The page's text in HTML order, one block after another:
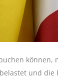
und